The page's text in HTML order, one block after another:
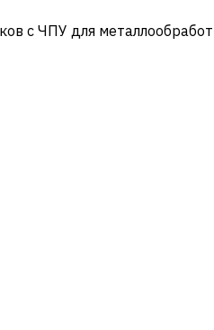
с ЧПУ для